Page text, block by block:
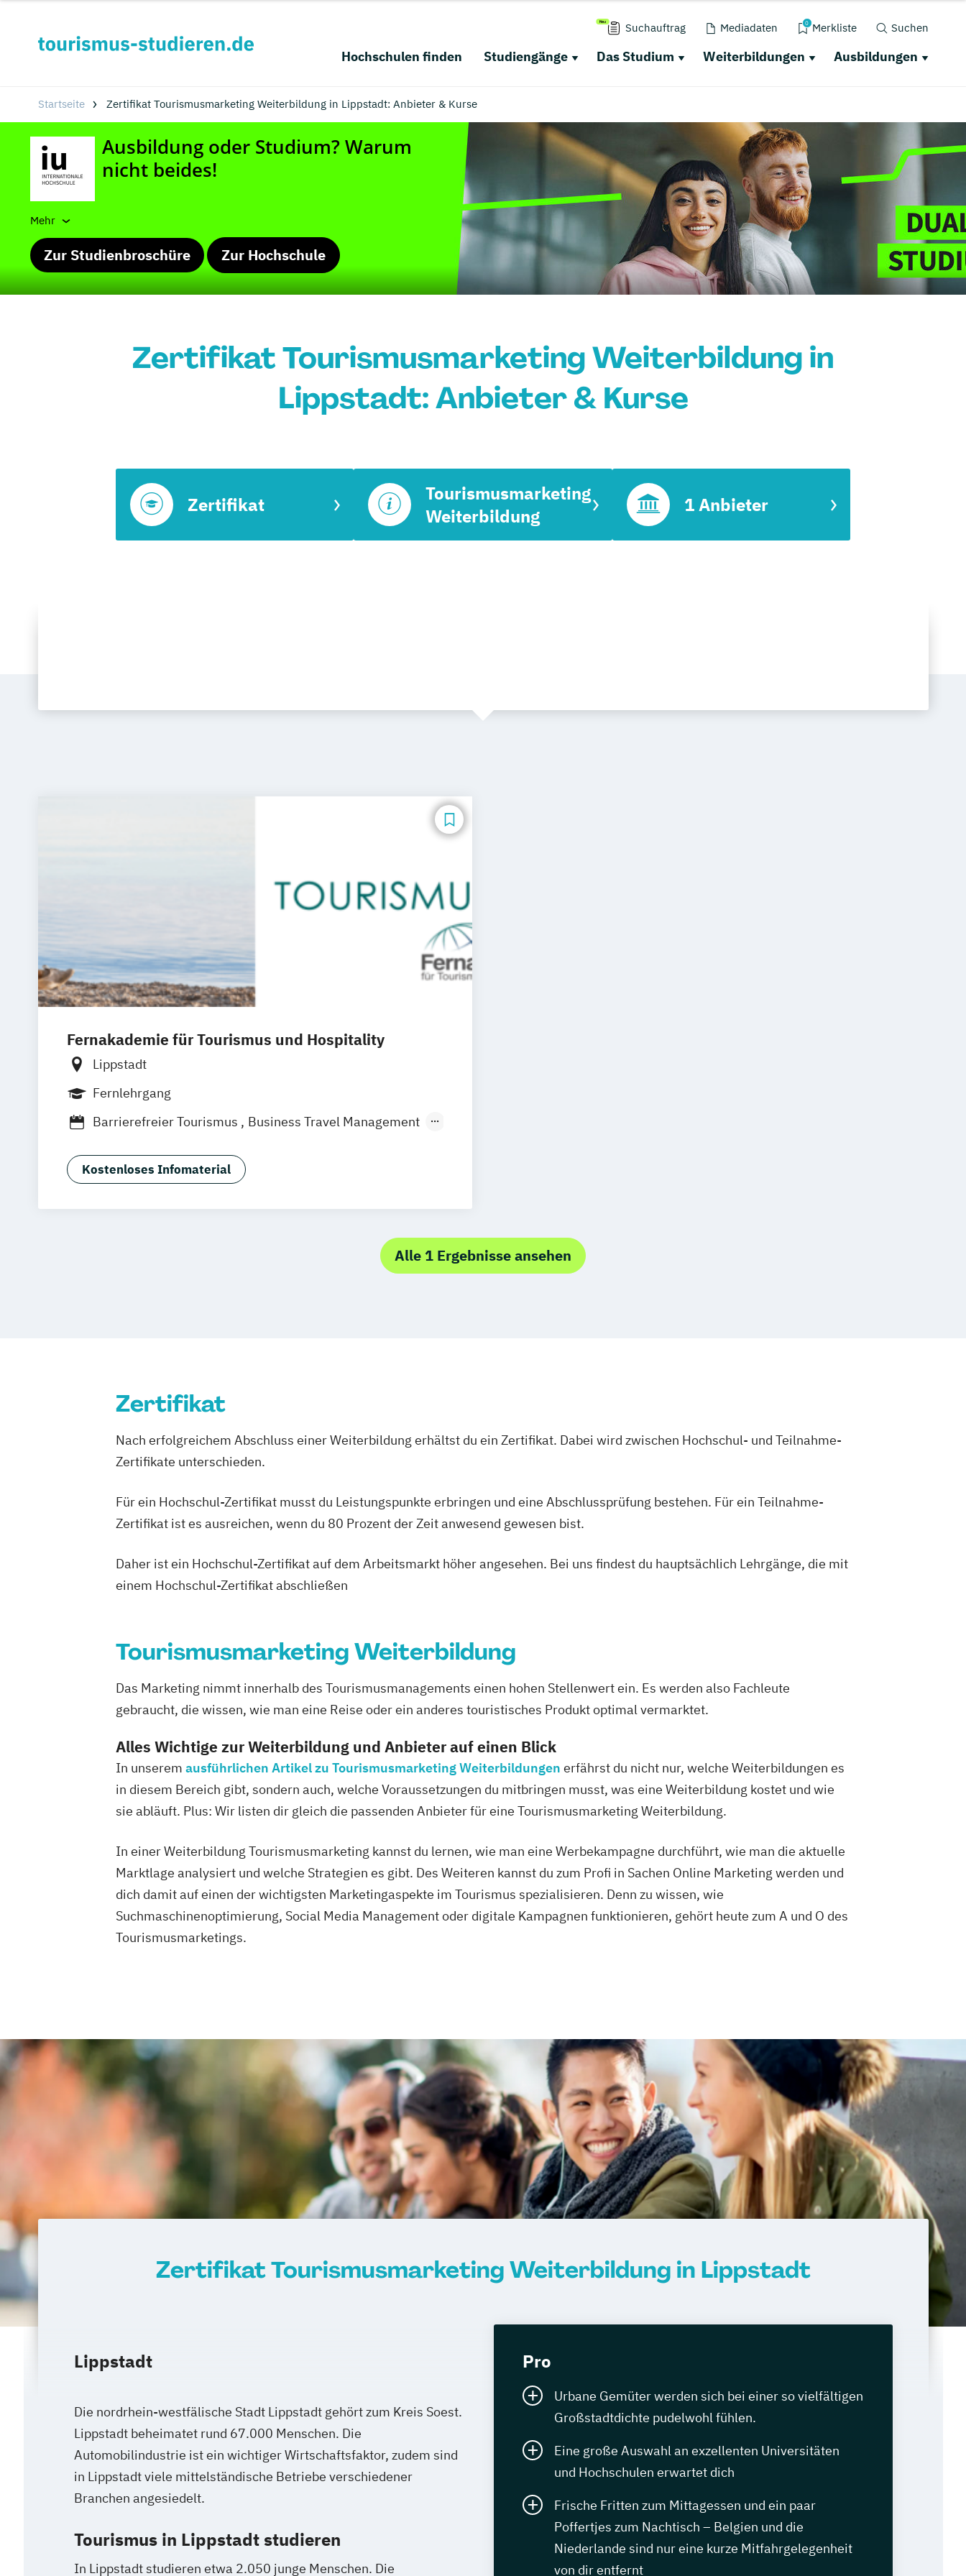
Suchauftrag Mediadaten 0 Merkliste Suchen
Hochschulen finden Studiengänge Das Studium Weiterbildungen Ausbildungen
Startseite Zertifikat Tourismusmarketing Weiterbildung in Lippstadt: Anbieter & Kurse
Mehr
Zur Studienbroschüre Zur Hochschule
Zertifikat Tourismusmarketing Weiterbildung in
Lippstadt: Anbieter & Kurse
Zertifikat
Tourismusmarketing
Weiterbildung
1 Anbieter
Fernakademie für Tourismus und Hospitality
Lippstadt
Fernlehrgang
Barrierefreier Tourismus
Business Travel Management
Kreatives Eventmanagement
Krisen- und Beschwerdemanagement
Kostenloses Infomaterial
Alle 1 Ergebnisse ansehen
Zertifikat
Nach erfolgreichem Abschluss einer Weiterbildung erhältst du ein Zertifikat. Dabei wird zwischen Hochschul- und Teilnahme-
Zertifikate unterschieden.
Für ein Hochschul-Zertifikat musst du Leistungspunkte erbringen und eine Abschlussprüfung bestehen. Für ein Teilnahme-
Zertifikat ist es ausreichen, wenn du 80 Prozent der Zeit anwesend gewesen bist.
Daher ist ein Hochschul-Zertifikat auf dem Arbeitsmarkt höher angesehen. Bei uns findest du hauptsächlich Lehrgänge, die mit
einem Hochschul-Zertifikat abschließen
Tourismusmarketing Weiterbildung
Das Marketing nimmt innerhalb des Tourismusmanagements einen hohen Stellenwert ein. Es werden also Fachleute
gebraucht, die wissen, wie man eine Reise oder ein anderes touristisches Produkt optimal vermarktet.
Alles Wichtige zur Weiterbildung und Anbieter auf einen Blick
In unserem ausführlichen Artikel zu Tourismusmarketing Weiterbildungen erfährst du nicht nur, welche Weiterbildungen es
in diesem Bereich gibt, sondern auch, welche Voraussetzungen du mitbringen musst, was eine Weiterbildung kostet und wie
sie abläuft. Plus: Wir listen dir gleich die passenden Anbieter für eine Tourismusmarketing Weiterbildung.
In einer Weiterbildung Tourismusmarketing kannst du lernen, wie man eine Werbekampagne durchführt, wie man die aktuelle
Marktlage analysiert und welche Strategien es gibt. Des Weiteren kannst du zum Profi in Sachen Online Marketing werden und
dich damit auf einen der wichtigsten Marketingaspekte im Tourismus spezialisieren. Denn zu wissen, wie
Suchmaschinenoptimierung, Social Media Management oder digitale Kampagnen funktionieren, gehört heute zum A und O des
Tourismusmarketings.
Zertifikat Tourismusmarketing Weiterbildung in Lippstadt
Lippstadt
Die nordrhein-westfälische Stadt Lippstadt gehört zum Kreis Soest.
Lippstadt beheimatet rund 67.000 Menschen. Die
Automobilindustrie ist ein wichtiger Wirtschaftsfaktor, zudem sind
in Lippstadt viele mittelständische Betriebe verschiedener
Branchen angesiedelt.
Tourismus in Lippstadt studieren
In Lippstadt studieren etwa 2.050 junge Menschen. Die
Pro
Urbane Gemüter werden sich bei einer so vielfältigen
Großstadtdichte pudelwohl fühlen.
Eine große Auswahl an exzellenten Universitäten
und Hochschulen erwartet dich
Frische Fritten zum Mittagessen und ein paar
Poffertjes zum Nachtisch – Belgien und die
Niederlande sind nur eine kurze Mitfahrgelegenheit
von dir entfernt